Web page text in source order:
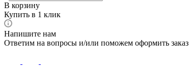
В корзину
Купить в 1 клик
Напишите нам
Ответим на вопросы и/или поможем оформить заказ